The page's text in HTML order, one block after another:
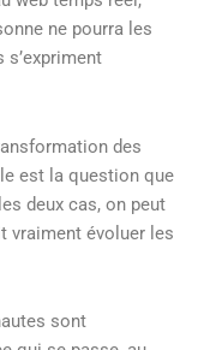
ne pourra les
des
est la question que
deux cas, on peut
vraiment évoluer les
sont